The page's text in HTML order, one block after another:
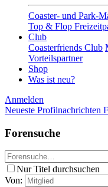
Coaster- und Park-
Top & Flop
Club
Coasterfriends Club
Vorteilspartner
Shop
Was ist neu?
Anmelden
Neueste Profilnachrichten
Forensuche
Nur Titel durchsuchen
Von: